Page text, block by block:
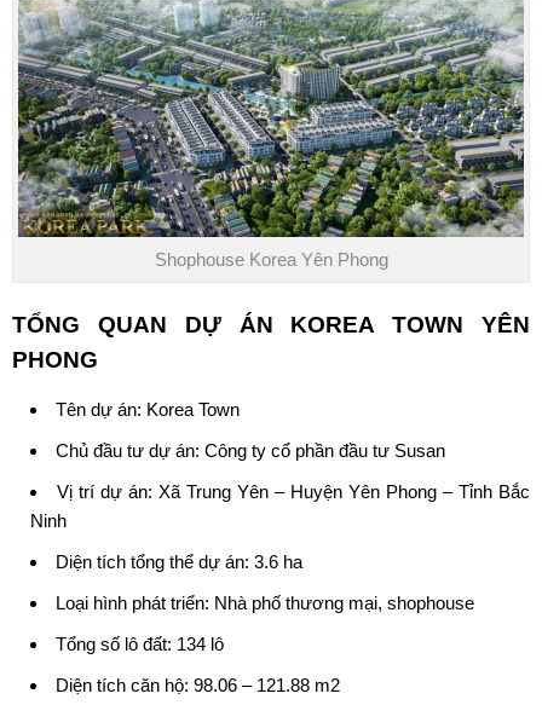
Shophouse Korea Yên Phong
TỔNG QUAN DỰ ÁN KOREA TOWN YÊN
PHONG
Tên dự án: Korea Town
Chủ đầu tư dự án: Công ty cổ phần đầu tư Susan
Vị trí dự án: Xã Trung Yên – Huyện Yên Phong – Tỉnh Bắc
Ninh
Diện tích tổng thể dự án: 3.6 ha
Loại hình phát triển: Nhà phố thương mại, shophouse
Tổng số lô đất: 134 lô
Diện tích căn hộ: 98.06 – 121.88 m2